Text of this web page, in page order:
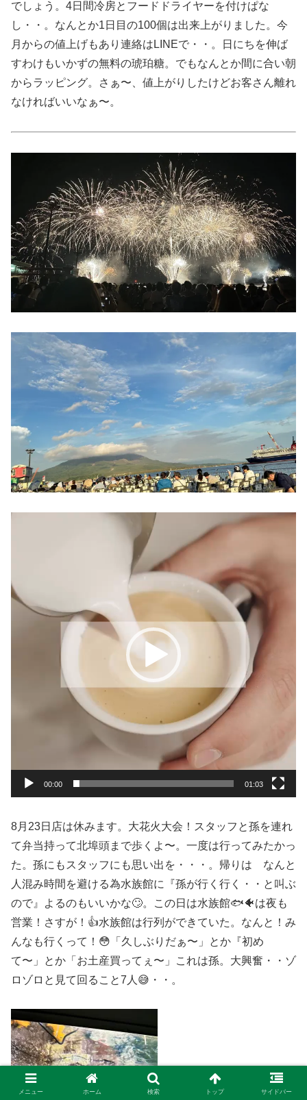
でしょう。4日間冷房とフードドライヤーを付けぱな
し・・。なんとか1日目の100個は出来上がりました。今
月からの値上げもあり連絡はLINEで・・。日にちを伸ば
すわけもいかずの無料の琥珀糖。でもなんとか間に合い朝
からラッピング。さぁ〜、値上がりしたけどお客さん離れ
なければいいなぁ〜。
ー
00:00 01:03
8月23日店は休みます。大花火大会！スタッフと孫を連れ
て弁当持って北埠頭まで歩くよ〜。一度は行ってみたかっ
た。孫にもスタッフにも思い出を・・・。帰りは なんと
人混み時間を避ける為水族館に『孫が行く行く・・と叫ぶ
ので』よるのもいいかな🙄。この日は水族館🐟🐠は夜も
営業！さすが！👍水族館は行列ができていた。なんと！み
んなも行くって！😳「久しぶりだぁ〜」とか『初め
て〜」とか「お土産買ってぇ〜」これは孫。大興奮・・ゾ
ロゾロと見て回ること7人😅・・。
メニュー ホーム 検索 トップ サイドバー